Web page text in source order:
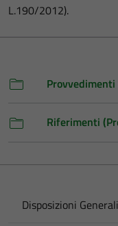
L.190/2012).
Riferimenti
Disposizioni Generali